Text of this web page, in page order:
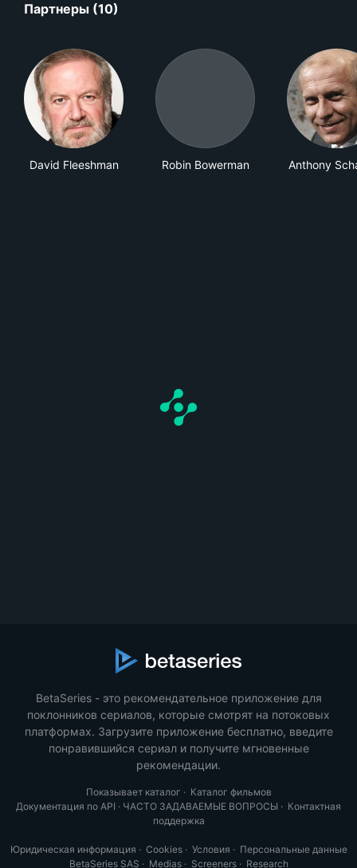
Партнеры (10)
David Fleeshman Robin Bowerman Anthony
BetaSeries - это рекомендательное приложение для
поклонников сериалов, которые смотрят на потоковых
платформах. Загрузите приложение бесплатно, введите
понравившийся сериал и получите мгновенные
рекомендации.
Показывает каталог · Каталог фильмов
Документация по API · ЧАСТО ЗАДАВАЕМЫЕ ВОПРОСЫ · Контактная
поддержка
Юридическая информация · Cookies· Условия · Персональные данные
BetaSeries SAS · Medias· Screeners· Research